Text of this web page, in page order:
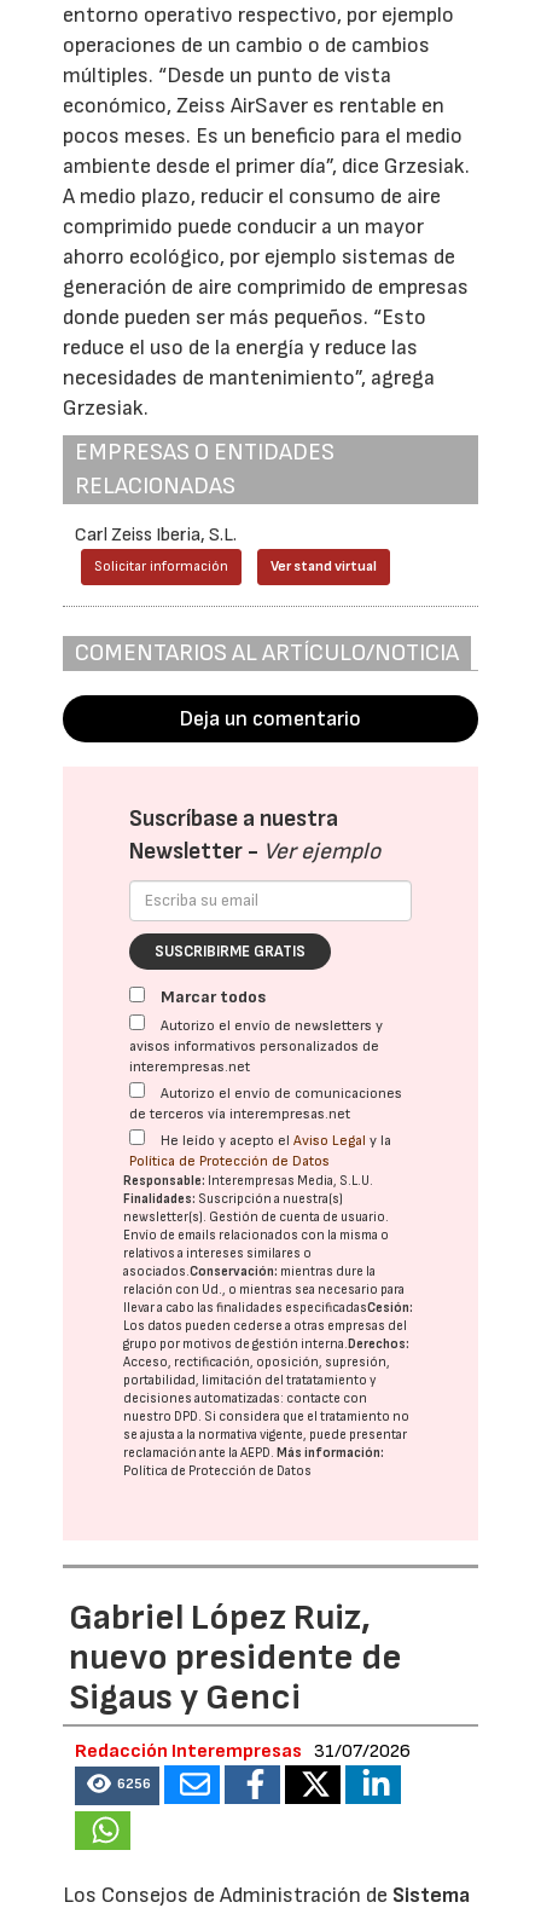
entorno operativo respectivo, por ejemplo
operaciones de un cambio o de cambios
múltiples. “Desde un punto de vista
económico, Zeiss AirSaver es rentable en
pocos meses. Es un beneficio para el medio
ambiente desde el primer día”, dice Grzesiak.
A medio plazo, reducir el consumo de aire
comprimido puede conducir a un mayor
ahorro ecológico, por ejemplo sistemas de
generación de aire comprimido de empresas
donde pueden ser más pequeños. “Esto
reduce el uso de la energía y reduce las
necesidades de mantenimiento”, agrega
Grzesiak.
EMPRESAS O ENTIDADES
RELACIONADAS
Carl Zeiss Iberia, S.L.
Solicitar información Ver stand virtual
COMENTARIOS AL ARTÍCULO/NOTICIA
Deja un comentario
Suscríbase a nuestra
Newsletter - Ver ejemplo
SUSCRIBIRME GRATIS
Marcar todos
Autorizo el envío de newsletters y
avisos informativos personalizados de
interempresas.net
Autorizo el envío de comunicaciones
de terceros vía interempresas.net
He leído y acepto elAviso Legal y la
Política de Protección de Datos
Responsable: Interempresas Media, S.L.U.
Finalidades: Suscripción a nuestra(s)
newsletter(s). Gestión de cuenta de usuario.
Envío de emails relacionados con la misma o
relativos a intereses similares o
asociados.Conservación: mientras dure la
relación con Ud., o mientras sea necesario para
llevar a cabo las finalidades especificadasCesión:
Los datos pueden cederse a otras empresas del
grupo por motivos de gestión interna.Derechos:
Acceso, rectificación, oposición, supresión,
portabilidad, limitación del tratatamiento y
decisiones automatizadas: contacte con
nuestro DPD. Si considera que el tratamiento no
se ajusta a la normativa vigente, puede presentar
reclamación ante laAEPD.Más información:
Política de Protección de Datos
Gabriel López Ruiz,
nuevo presidente de
Sigaus y Genci
Redacción Interempresas 31/07/2026
6256
Los Consejos de Administración de Sistema